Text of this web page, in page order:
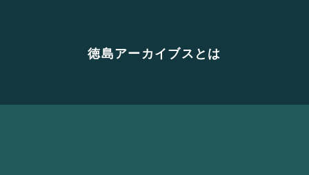
徳島アーカイブスとは